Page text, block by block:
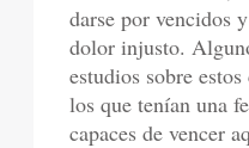
darse por vencidos
dolor injusto.
estudios sobre
los que tenían una
capaces de vencer